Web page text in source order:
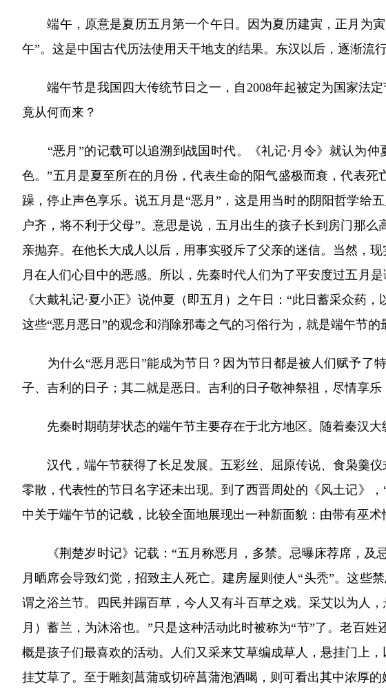
端午，原意是夏历五月第一个午日。因为夏历建寅，正月为寅
午”。这是中国古代历法使用天干地支的结果。东汉以后，逐渐流
端午节是我国四大传统节日之一，自2008年起被定为国家法定
竟从何而来？
“恶月”的记载可以追溯到战国时代。《礼记·月令》就认为仲
色。”五月是夏至所在的月份，代表生命的阳气盛极而衰，代表
躁，停止声色享乐。说五月是“恶月”，这是用当时的阴阳哲学给
户齐，将不利于父母”。意思是说，五月出生的孩子长到房门那
亲抛弃。在他长大成人以后，用事实驳斥了父亲的迷信。当然，
月在人们心目中的恶感。所以，先秦时代人们为了平安度过五月
《大戴礼记·夏小正》说仲夏（即五月）之午日：“此日蓄采众药
这些“恶月恶日”的观念和消除邪毒之气的习俗行为，就是端午节
为什么“恶月恶日”能成为节日？因为节日都是被人们赋予了
子、吉利的日子；其二就是恶日。吉利的日子敬神祭祖，尽情享
先秦时期萌芽状态的端午节主要存在于北方地区。随着秦汉大
汉代，端午节获得了长足发展。五彩丝、屈原传说、食枭羹仪
零散，代表性的节日名字还未出现。到了西晋周处的《风土记》
中关于端午节的记载，比较全面地展现出一种新面貌：由带有巫术
《荆楚岁时记》记载：“五月称恶月，多禁。忌曝床荐席，及
月晒席会导致幻觉，招致主人死亡。建房屋则使人“头秃”。这些
谓之浴兰节。四民并蹋百草，今人又有斗百草之戏。采艾以为人
月）蓄兰，为沐浴也。”只是这种活动此时被称为“节”了。老百
概是孩子们最喜欢的活动。人们又采来艾草编成草人，悬挂门上
挂艾草了。至于雕刻菖蒲或切碎菖蒲泡酒喝，则可看出其中浓厚的